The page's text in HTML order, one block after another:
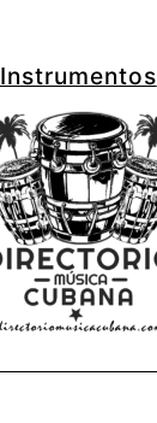
Instrumentos